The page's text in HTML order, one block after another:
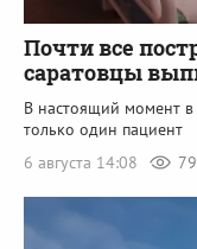
Почти все
саратовцы
В настоящий момент в
только один пациент
6 августа 14:08